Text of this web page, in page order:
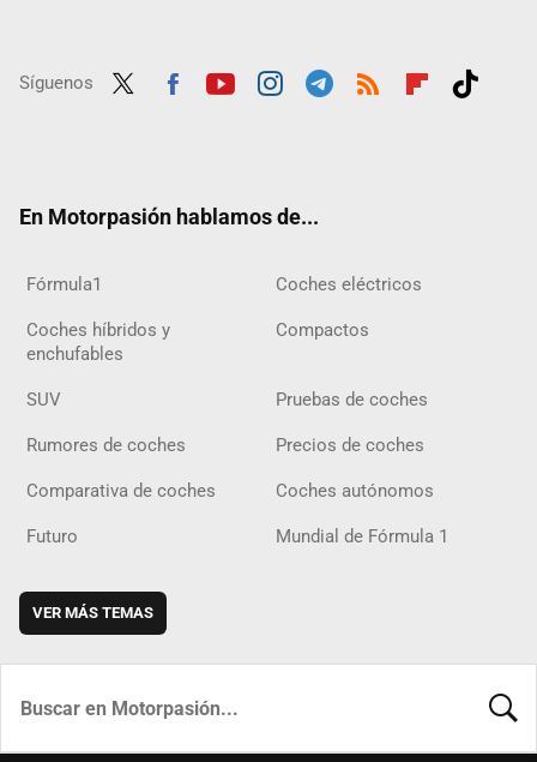
Síguenos
En Motorpasión hablamos de...
Fórmula1 Coches eléctricos
Coches híbridos y
enchufables
Compactos
SUV Pruebas de coches
Rumores de coches Precios de coches
Comparativa de coches Coches autónomos
Futuro Mundial de Fórmula 1
VER MÁS TEMAS